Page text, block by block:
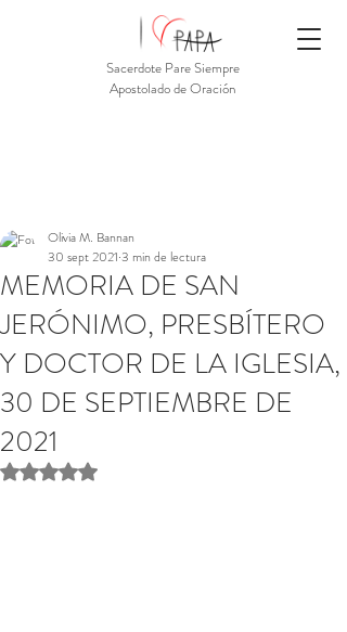
Sacerdote Pare Siempre
Apostolado de Oración
MEMORIA DE SAN
JERÓNIMO, PRESBÍTERO
Y DOCTOR DE LA IGLESIA,
30 DE SEPTIEMBRE DE
2021
Olivia M. Bannan
30 sept 2021 3 min de lectura
Obtuvo NaN de 5 estrellas.